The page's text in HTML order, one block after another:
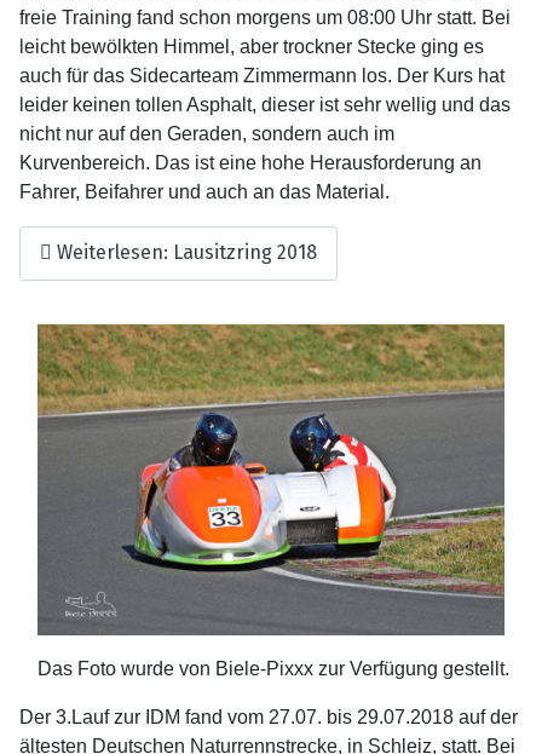
freie Training fand schon morgens um 08:00 Uhr statt. Bei
leicht bewölkten Himmel, aber trockner Stecke ging es
auch für das Sidecarteam Zimmermann los. Der Kurs hat
leider keinen tollen Asphalt, dieser ist sehr wellig und das
nicht nur auf den Geraden, sondern auch im
Kurvenbereich. Das ist eine hohe Herausforderung an
Fahrer, Beifahrer und auch an das Material.
Weiterlesen: Lausitzring 2018
Das Foto wurde von Biele-Pixxx zur Verfügung gestellt.
Der 3.Lauf zur IDM fand vom 27.07. bis 29.07.2018 auf der
ältesten Deutschen Naturrennstrecke, in Schleiz, statt. Bei